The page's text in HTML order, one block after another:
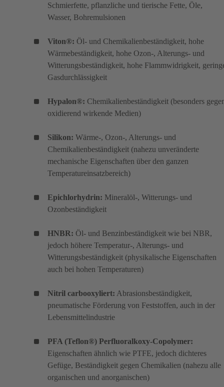
Schmierfette, pflanzliche und tierische Fette, Öle,
Wasser, Bohremulsionen
Viton®: Öl- und Chemikalienbeständigkeit, hohe
Wärmebeständigkeit, hohe Ozon-, Alterungs- und
Witterungsbeständigkeit, hohe Flammwidrigkeit,
Gasdurchlässigkeit
Hypalon®: Chemikalienbeständigkeit (besonders
oxidierend wirkende Medien)
Silikon: Wärme-, Ozon-, Alterungs- und
Chemikalienbeständigkeit (nahezu unveränderte
mechanische Eigenschaften über den ganzen
Temperatureinsatzbereich)
Epichlorhydrin: Mineralöl-, Witterungs- und
Ozonbeständigkeit
HNBR: Öl- und Benzinbeständigkeit wie bei NBR,
jedoch höhere Temperatur-, Alterungs- und
Witterungsbeständigkeit (physikalische Eigenschaften
auch bei hohen Temperaturen)
Nitril carbooxyliert: Abrasionsbeständigkeit,
pneumatische Förderung von Feststoffen, auch in der
Lebensmittelindustrie
PFA (Teflon®) Perfluoralkoxy-Copolymer:
Eigenschaften ähnlich wie PTFE, jedoch dichteres
Gefüge, Beständigkeit gegen Chemikalien (nahezu alle
organischen und anorganischen)